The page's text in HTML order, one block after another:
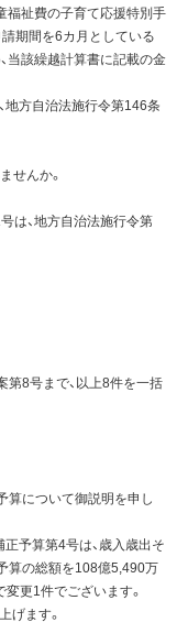
福祉費の子育て応援特別手
期間を6カ月としている
当該繰越計算書に記載の金
地方自治法施行令第146条
せんか。
は、地方自治法施行令第
第8号まで、以上8件を一括
算について御説明を申し
予算第4号は、歳入歳出そ
算の総額を108億5,490万
更1件でございます。
げます。